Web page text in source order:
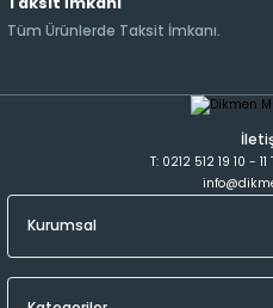
Tüm Ürünlerde Taksit İmkanı.
T: 0212 512 19 10 -
Kurumsal